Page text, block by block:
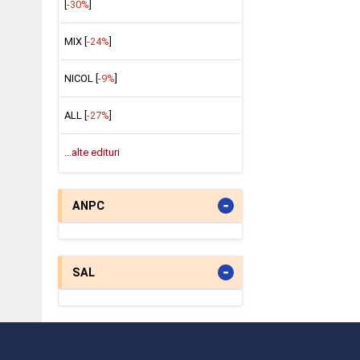
-30%
MIX [ -24%
NICOL [ -9%
ALL [ -27%
...alte edituri
ANPC -
SAL -